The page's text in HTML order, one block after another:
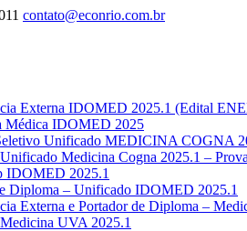
contato@econrio.com.br
Externa IDOMED 2025.1 (Edital
Médica IDOMED 2025
Unificado MEDICINA COGNA
Medicina Cogna 2025.1 –
IDOMED 2025.1
Diploma – Unificado IDOMED 2025.1
Externa e Portador de Diploma –
UVA 2025.1